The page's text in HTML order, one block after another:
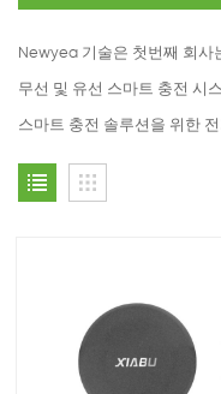
Newyea 기술은 첫번째 회사
무선 및 유선 스마트 충전 시
스마트 충전 솔루션을 위한